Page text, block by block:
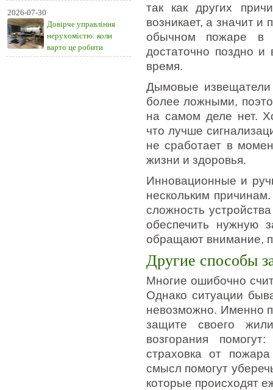
2026-07-30
Довірче управління
нерухомістю: коли
варто це робити
так как других
возникает, а значит и
обычном пожаре в
достаточно поздно и
время.
Дымовые
более ложными,
на самом деле нет.
что лучше
не сработает в
жизни и здоровья.
Инновационные и
нескольким
сложность
обеспечить нужную
обращают внимание,
Другие способы
Многие ошибочно
Однако ситуации
невозможно. Именно
защите своего
возгорания
страховка от
смысл помогут
которые происходят